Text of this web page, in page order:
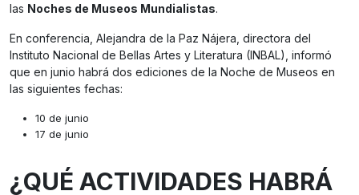
las Noches de Museos Mundialistas.
En conferencia, Alejandra de la Paz Nájera, directora del
Instituto Nacional de Bellas Artes y Literatura (INBAL), informó
que en junio habrá dos ediciones de la Noche de Museos en
las siguientes fechas:
10 de junio
17 de junio
¿QUÉ ACTIVIDADES HABRÁ